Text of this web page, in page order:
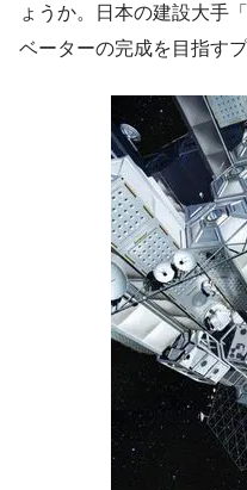
ょうか。日本の建設大手
ベーターの完成を目指す